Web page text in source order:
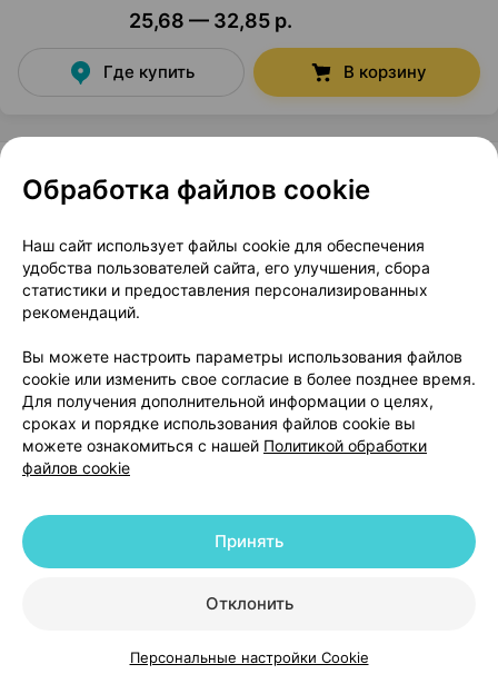
КаталогКорзинаИзбранноеПрофиль
25,68 — 32,85 р.
Где купить В корзину
О проекте
Новости проекта
Размещение рекламы
Медицинский маркетинг
Публичный договор
Доставка
Написать в поддержку
Обработка персональных данных
Обработка файлов cookie
Наш сайт использует файлы cookie для обеспечения
удобства пользователей сайта, его улучшения, сбора
статистики и предоставления персонализированных
рекомендаций.
Вы можете настроить параметры использования файлов
cookie или изменить свое согласие в более позднее время.
Для получения дополнительной информации о целях,
сроках и порядке использования файлов cookie вы
можете ознакомиться с нашей Политикой обработки
файлов cookie
Отклонить
Принять
Персональные настройки Cookie